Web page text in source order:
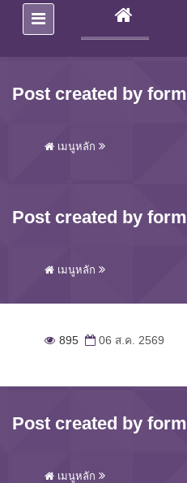
(CURRENT)
Post created by form
เมนูหลัก
Post created by form
เมนูหลัก
895 06 ส.ค. 2569
Post created by form
เมนูหลัก